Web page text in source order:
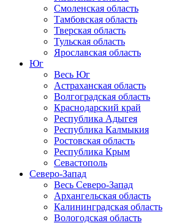
Смоленская область
Тамбовская область
Тверская область
Тульская область
Ярославская область
Юг
Весь Юг
Астраханская область
Волгоградская область
Краснодарский край
Республика Адыгея
Республика Калмыкия
Ростовская область
Республика Крым
Севастополь
Северо-Запад
Весь Северо-Запад
Архангельская область
Калининградская область
Вологодская область